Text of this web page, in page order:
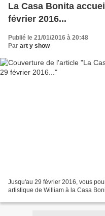
La Casa Bonita
février 2016...
Publié le 21/01/2016 à 20:48
Par art y show
Jusqu'au 29 février 2016, vous
artistique de William à la Casa